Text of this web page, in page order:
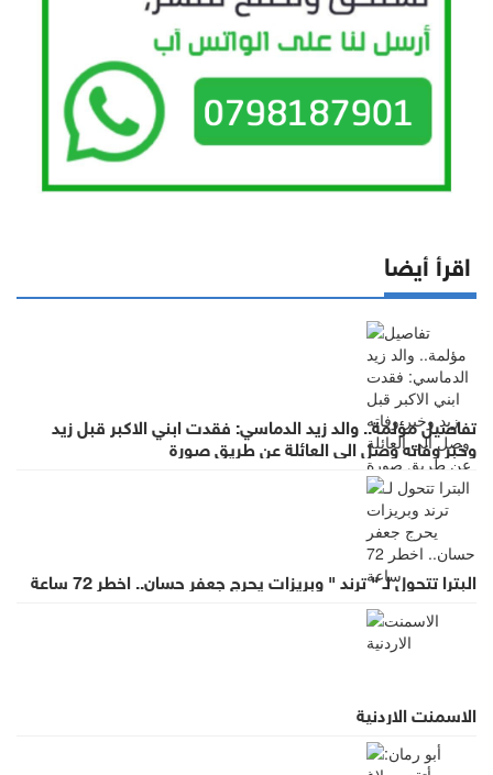
اقرأ أيضا
تفاصيل مؤلمة.. والد زيد الدماسي: فقدت ابني الاكبر قبل زيد
وخبر وفاته وصل الى العائلة عن طريق صورة
البترا تتحول لـ " ترند " وبريزات يحرج جعفر حسان.. اخطر 72 ساعة
الاسمنت الاردنية